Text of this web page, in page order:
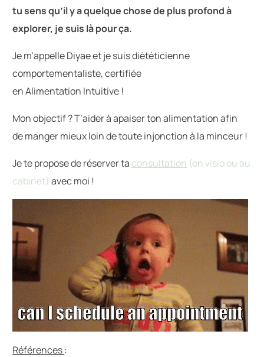
tu sens qu’il y a quelque chose de plus profond à
explorer, je suis là pour ça.
Je m’appelle Diyae et je suis diététicienne
comportementaliste, certifiée
en Alimentation Intuitive !
Mon objectif ? T’aider à apaiser ton alimentation afin
de manger mieux loin de toute injonction à la minceur !
Je te propose de réserver ta consultation (en visio ou au
cabinet) avec moi !
Références: